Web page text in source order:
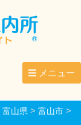
メニュー
富山県> 富山市>